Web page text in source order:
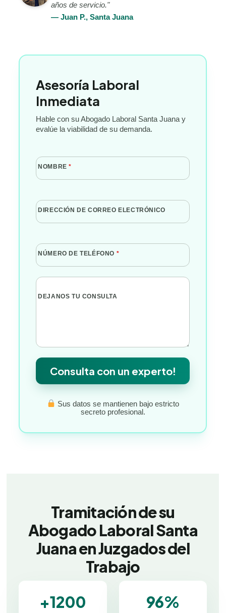
años de servicio."
— Juan P., Santa Juana
Asesoría Laboral
Inmediata
Hable con su Abogado Laboral Santa Juana y
evalúe la viabilidad de su demanda.
NOMBRE*
DIRECCIÓN DE CORREO ELECTRÓNICO
NÚMERO DE TELÉFONO *
DEJANOS TU CONSULTA
Consulta con un experto!
Sus datos se mantienen bajo estricto
secreto profesional.
Tramitación de su
Abogado Laboral Santa
Juana en Juzgados del
Trabajo
+1200
96%